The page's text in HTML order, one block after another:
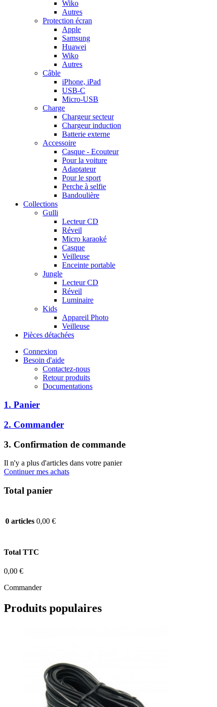
Wiko
Autres
Protection écran
Apple
Samsung
Huawei
Wiko
Autres
Câble
iPhone, iPad
USB-C
Micro-USB
Charge
Chargeur secteur
Chargeur induction
Batterie externe
Accessoire
Casque - Ecouteur
Pour la voiture
Adaptateur
Pour le sport
Perche à selfie
Bandoulière
Collections
Gulli
Lecteur CD
Réveil
Micro karaoké
Casque
Veilleuse
Enceinte portable
Jungle
Lecteur CD
Réveil
Luminaire
Kids
Appareil Photo
Veilleuse
Pièces détachées
Connexion
Besoin d'aide
Contactez-nous
Retour produits
Documentations
1. Panier
2. Commander
3. Confirmation de commande
Il n'y a plus d'articles dans votre panier
Continuer mes achats
Total panier
0 articles 0,00 €
Total TTC
0,00 €
Commander
Produits populaires